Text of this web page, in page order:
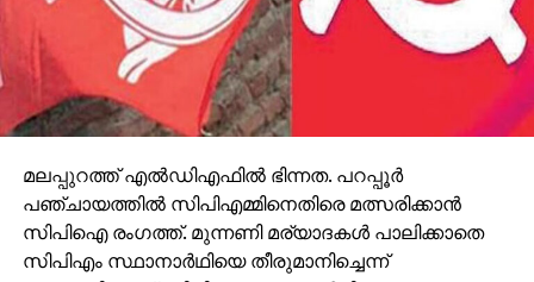
മലപ്പുറത്ത് എല്‍ഡിഎഫില്‍ ഭിന്നത. പറപ്പൂര്‍
പഞ്ചായത്തില്‍ സിപിഎമ്മിനെതിരെ മത്സരിക്കാന്‍
സിപിഐ രംഗത്ത്. മുന്നണി മര്യാദകള്‍ പാലിക്കാതെ
സിപിഎം സ്ഥാനാര്‍ഥിയെ തീരുമാനിച്ചെന്ന്